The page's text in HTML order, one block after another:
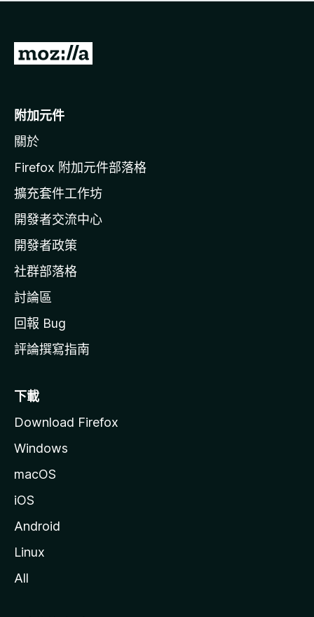
有
前
o
i
l
a
官
網
附加元件
關於
Firefox 附加元件部落格
擴充套件工作坊
開發者交流中心
開發者政策
社群部落格
討論區
回報 Bug
評論撰寫指南
下載
Download Firefox
Windows
macOS
iOS
Android
Linux
All